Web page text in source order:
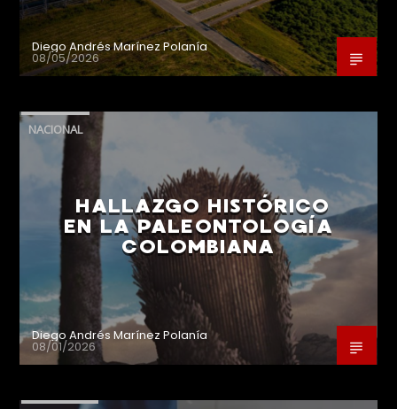
Diego Andrés Marínez Polanía
08/05/2026
NACIONAL
HALLAZGO HISTÓRICO
EN LA PALEONTOLOGÍA
COLOMBIANA
Diego Andrés Marínez Polanía
08/01/2026